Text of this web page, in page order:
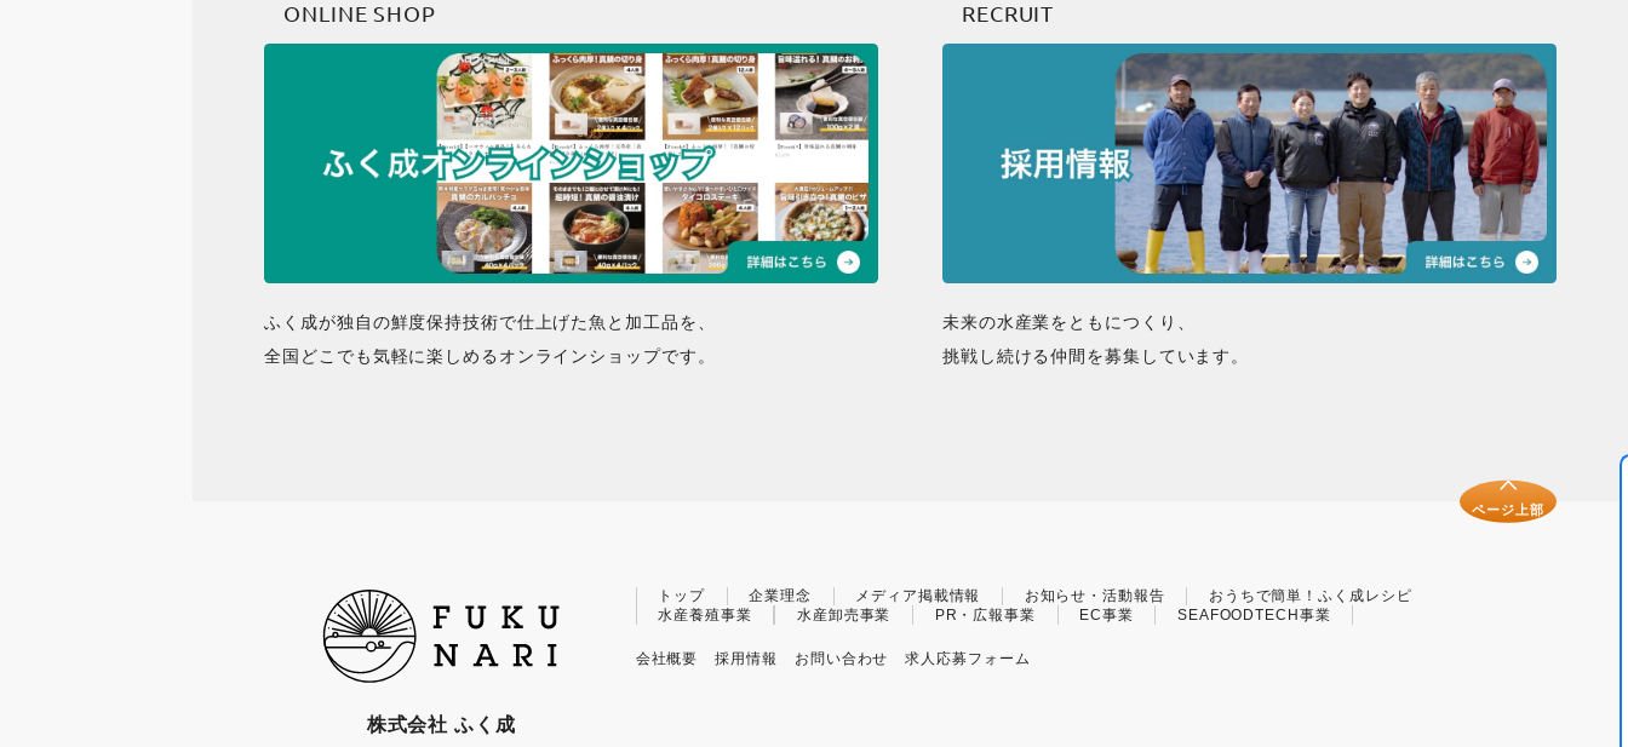
ONLINE SHOP
ふく成が独自の鮮度保持技術で仕上げた魚と加工品を、
全国どこでも気軽に楽しめるオンラインショップです。
RECRUIT
未来の水産業をともにつくり、
挑戦し続ける仲間を募集しています。
ページ上部
株式会社 ふく成
トップ 企業理念 メディア掲載情報 お知らせ・活動報告
おうちで簡単！ふく成レシピ
水産養殖事業
水産卸売事業 PR・広報事業 EC事業 SEAFOODTECH事業
会社概要 採用情報 お問い合わせ 求人応募フォーム